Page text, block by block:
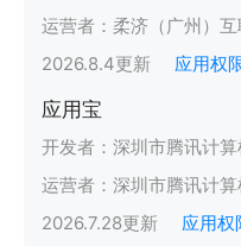
运营者： 柔济（广州）
2026.8.4更新 应用权
应用宝
开发者： 深圳市腾讯计
运营者： 深圳市腾讯计
2026.7.28更新 应用权